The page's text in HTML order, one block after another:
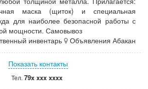
маска (щиток) и специальная
для наиболее безопасной работы с
мощности. Самовывоз
инвентарь
Объявления Абакан
Показать контакты
Тел. 79x xxx xxxx